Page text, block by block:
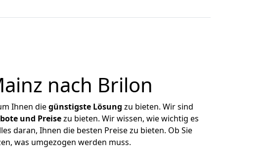
nach Brilon
Ihnen diegünstigste Lösung zu bieten. Wir sind
und Preisezu bieten. Wir wissen, wie wichtig es
daran, Ihnen die besten Preise zu bieten. Ob Sie
was umgezogen werden muss.